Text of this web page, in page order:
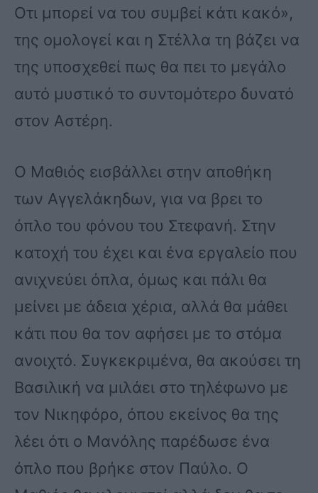
Οτι μπορεί να του συμβεί κάτι κακό»,
της ομολογεί και η Στέλλα τη βάζει να
της υποσχεθεί πως θα πει το μεγάλο
αυτό μυστικό το συντομότερο δυνατό
στον Αστέρη.
Ο Μαθιός εισβάλλει στην αποθήκη
των Αγγελάκηδων, για να βρει το
όπλο του φόνου του Στεφανή. Στην
κατοχή του έχει και ένα εργαλείο που
ανιχνεύει όπλα, όμως και πάλι θα
μείνει με άδεια χέρια, αλλά θα μάθει
κάτι που θα τον αφήσει με το στόμα
ανοιχτό. Συγκεκριμένα, θα ακούσει τη
Βασιλική να μιλάει στο τηλέφωνο με
τον Νικηφόρο, όπου εκείνος θα της
λέει ότι ο Μανόλης παρέδωσε ένα
όπλο που βρήκε στον Παύλο. Ο